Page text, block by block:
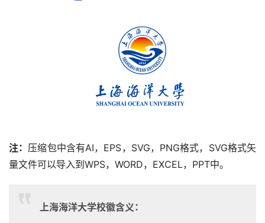
注： 压缩包中含有AI，EPS，SVG，PNG格式，SVG格式矢
量文件可以导入到WPS，WORD，EXCEL，PPT中。
上海海洋大学校徽含义：